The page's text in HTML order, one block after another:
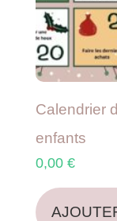
Calendrier
enfants
0,00 €